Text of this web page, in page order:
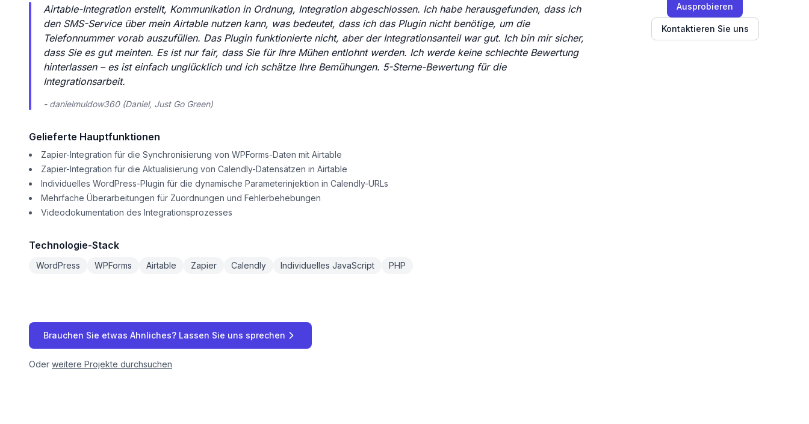
Airtable-Integration erstellt, Kommunikation in Ordnung, Integration abgeschlossen. Ich habe herausgefunden, dass ich
den SMS-Service über mein Airtable nutzen kann, was bedeutet, dass ich das Plugin nicht benötige, um die
Telefonnummer vorab auszufüllen. Das Plugin funktionierte nicht, aber der Integrationsanteil war gut. Ich bin mir sicher,
dass Sie es gut meinten. Es ist nur fair, dass Sie für Ihre Mühen entlohnt werden. Ich werde keine schlechte Bewertung
hinterlassen – es ist einfach unglücklich und ich schätze Ihre Bemühungen. 5-Sterne-Bewertung für die
Integrationsarbeit.
- danielmuldow360 (Daniel, Just Go Green)
Gelieferte Hauptfunktionen
Zapier-Integration für die Synchronisierung von WPForms-Daten mit Airtable
Zapier-Integration für die Aktualisierung von Calendly-Datensätzen in Airtable
Individuelles WordPress-Plugin für die dynamische Parameterinjektion in Calendly-URLs
Mehrfache Überarbeitungen für Zuordnungen und Fehlerbehebungen
Videodokumentation des Integrationsprozesses
Technologie-Stack
WordPress WPForms Airtable Zapier Calendly Individuelles JavaScript PHP
Ausprobieren
Kontaktieren Sie uns
Brauchen Sie etwas Ähnliches? Lassen Sie uns sprechen
Oder weitere Projekte durchsuchen